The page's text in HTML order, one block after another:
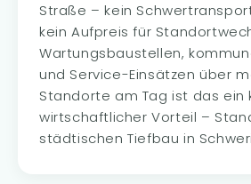
Straße – kein
kein Aufpreis für
Wartungsbaustellen,
und Service-Einsätzen über
Standorte am Tag ist das ein
wirtschaftlicher Vorteil –
städtischen Tiefbau in